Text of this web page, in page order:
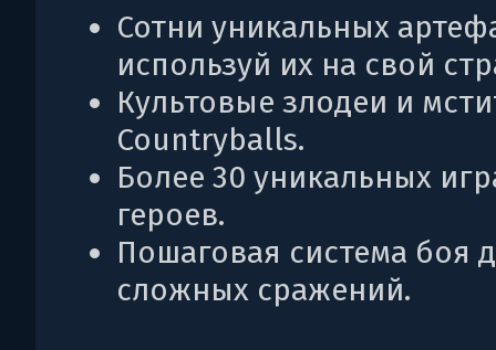
Сотни уникальных
используй их на свой
Культовые злодеи и
Countryballs.
Более 30 уникальных
героев.
Пошаговая система боя
сложных сражений.